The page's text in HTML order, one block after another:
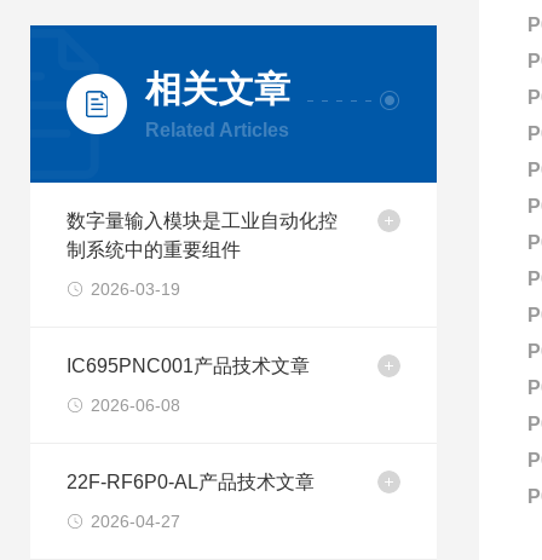
相关文章
Related Articles
数字量输入模块是工业自动化控
制系统中的重要组件
2026-03-19
IC695PNC001产品技术文章
2026-06-08
22F-RF6P0-AL产品技术文章
2026-04-27